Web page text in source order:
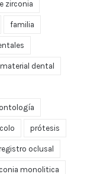
zirconia
familia
material dental
prótesis
oclusal
monolitica